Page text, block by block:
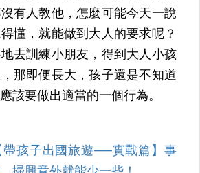
有人教他，怎麼可能今天一說
懂，就能做到大人的要求呢？
去訓練小朋友，得到大人小孩
那即便長大，孩子還是不知道
該要做出適當的一個行為。
帶孩子出國旅遊──實戰篇】事